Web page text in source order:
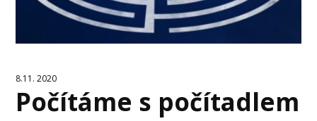
8.11. 2020
Počítáme s počítadlem